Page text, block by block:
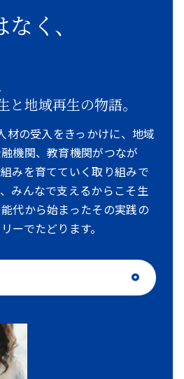
く、
と地域再生の物語。
材の受入をきっかけに、地域
機関、教育機関がつなが
みを育てていく取り組みで
みんなで支えるからこそ生
代から始まったその実践の
ーでたどります。